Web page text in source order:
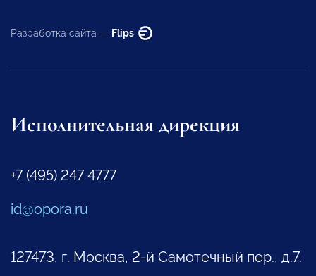
Разработка сайта — Flips
Исполнительная дирекция
+7 (495) 247 4777
id@opora.ru
127473, г. Москва, 2-й Самотечный пер., д.7.